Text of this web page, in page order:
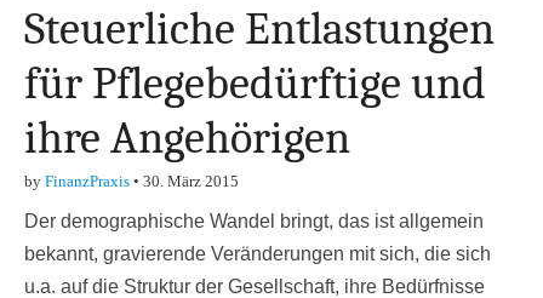
Steuerliche Entlastungen
für Pflegebedürftige und
ihre Angehörigen
by FinanzPraxis • 30. März 2015
Der demographische Wandel bringt, das ist allgemein
bekannt, gravierende Veränderungen mit sich, die sich
u.a. auf die Struktur der Gesellschaft, ihre Bedürfnisse